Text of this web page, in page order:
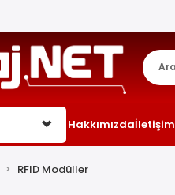
Hakkımızdaİletişim
RFID Modüller